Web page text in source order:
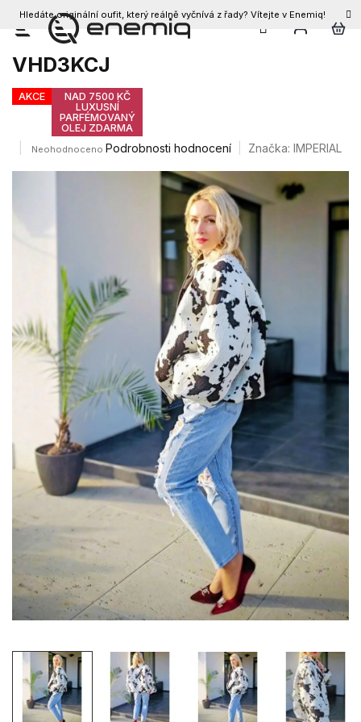
Přejít
obsah
Hledáte originální oufit, který reálně vyčnívá z řady? Vítejte v Enemiq!
CZK
Dámská bunda IMPERIAL
VHD3KCJ
AKCE
NAD 7500 KČ
LUXUSNÍ
PARFÉMOVANÝ
OLEJ ZDARMA
Průměrné
Neohodnoceno Podrobnosti hodnocení Značka: IMPERIAL